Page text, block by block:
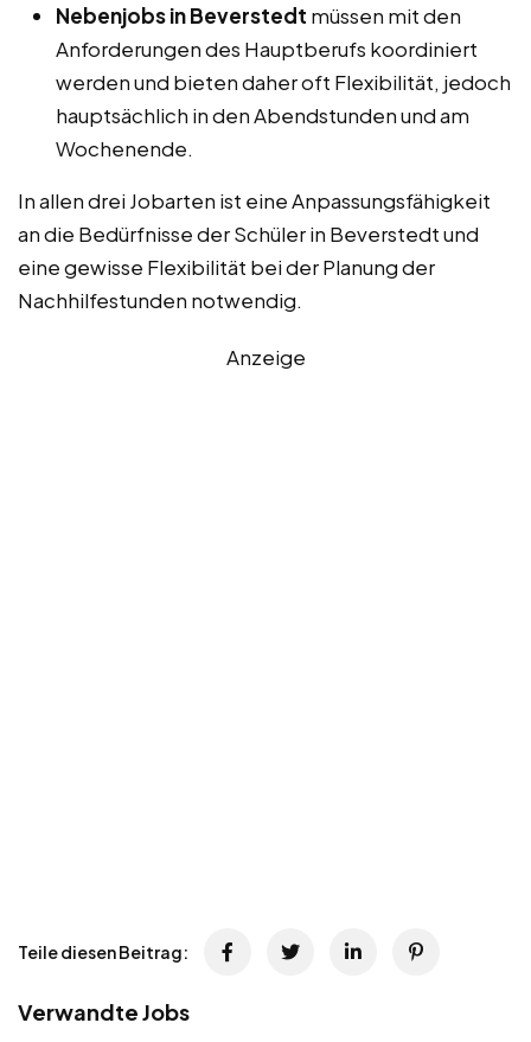
Nebenjobs in Beverstedt müssen mit den
Anforderungen des Hauptberufs koordiniert
werden und bieten daher oft Flexibilität, jedoch
hauptsächlich in den Abendstunden und am
Wochenende.
In allen drei Jobarten ist eine Anpassungsfähigkeit
an die Bedürfnisse der Schüler in Beverstedt und
eine gewisse Flexibilität bei der Planung der
Nachhilfestunden notwendig.
Anzeige
Teile diesen Beitrag:
Verwandte Jobs